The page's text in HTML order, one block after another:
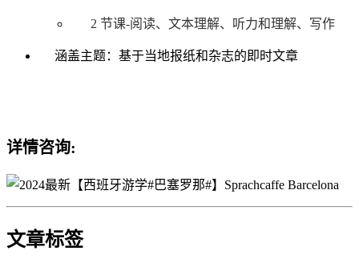
2 节课-阅读、文本理解、听力和理解、写作
涵盖主题：基于当地报纸和杂志的即时文章
详情咨询:
文章标签